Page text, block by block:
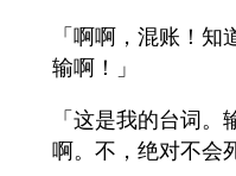
「啊啊，混账！
输啊！」
「这是我的台词
啊。不，绝对不会